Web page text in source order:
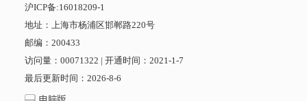
沪ICP备:16018209-1
地址：上海市杨浦区邯郸路220号
邮编：200433
访问量： 00071322 | 开通时间： 2021-1-7
最后更新时间： 2026-8-6